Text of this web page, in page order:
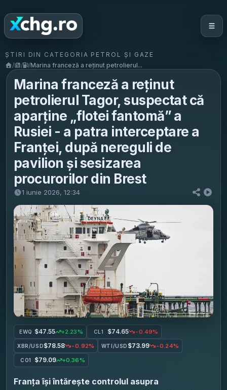
ȘTIRI DIN CATEGORIA PETROL ȘI GAZE
/
/ /Marina franceză a reținut petrolierul...
Marina franceză a reținut
petrolierul Tagor, suspectat că
aparține „flotei fantomă” a
Rusiei - a patra interceptare a
Franței, după nereguli de
pavilion și sesizarea
procurorilor din Brest
1 iunie 2026, 12:34
EWQ $47.55 +2.23% CL1 $74.65 -0.49%
XBR/USD$78.58 -0.92% WTI/USD $73.99 -0.24%
CO1 $79.09 +0.36%
Franța își întărește controlul asupra